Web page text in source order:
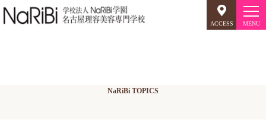
ACCESS
NaRiBi TOPICS